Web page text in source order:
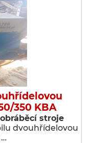
350 KBA
stroje
dvouhřídelovou
…